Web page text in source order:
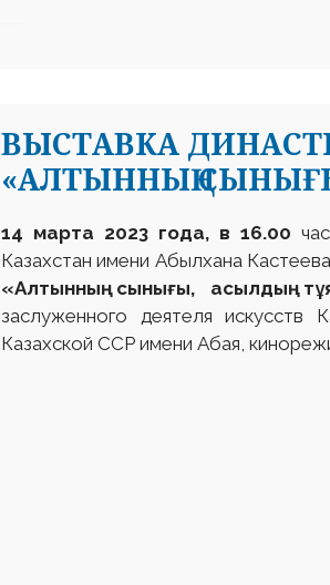
ВЫСТАВКА
«АЛТЫННЫҢ
14 марта 2023 года, в 16.00
Казахстан имени Абылхана
«Алтынның сынығы, асылдың
заслуженного деятеля искусств
Казахской ССР имени Абая,